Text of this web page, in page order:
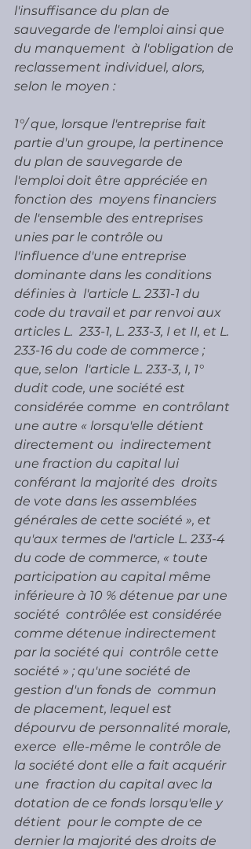
l'insuffisance du plan de
sauvegarde de l'emploi ainsi que
du manquement  à l'obligation de
reclassement individuel, alors,
selon le moyen :
1°/ que, lorsque l'entreprise fait
partie d'un groupe, la pertinence
du plan de sauvegarde de
l'emploi doit être appréciée en
fonction des  moyens financiers
de l'ensemble des entreprises
unies par le contrôle ou
l'influence d'une entreprise
dominante dans les conditions
définies à  l'article L. 2331-1 du
code du travail et par renvoi aux
articles L.  233-1, L. 233-3, I et II, et L.
233-16 du code de commerce ;
que, selon  l'article L. 233-3, I, 1°
dudit code, une société est
considérée comme  en contrôlant
une autre « lorsqu'elle détient
directement ou  indirectement
une fraction du capital lui
conférant la majorité des  droits
de vote dans les assemblées
générales de cette société », et
qu'aux termes de l'article L. 233-4
du code de commerce, « toute
participation au capital même
inférieure à 10 % détenue par une
société  contrôlée est considérée
comme détenue indirectement
par la société qui  contrôle cette
société » ; qu'une société de
gestion d'un fonds de  commun
de placement, lequel est
dépourvu de personnalité morale,
exerce  elle-même le contrôle de
la société dont elle a fait acquérir
une  fraction du capital avec la
dotation de ce fonds lorsqu'elle y
détient  pour le compte de ce
dernier la majorité des droits de